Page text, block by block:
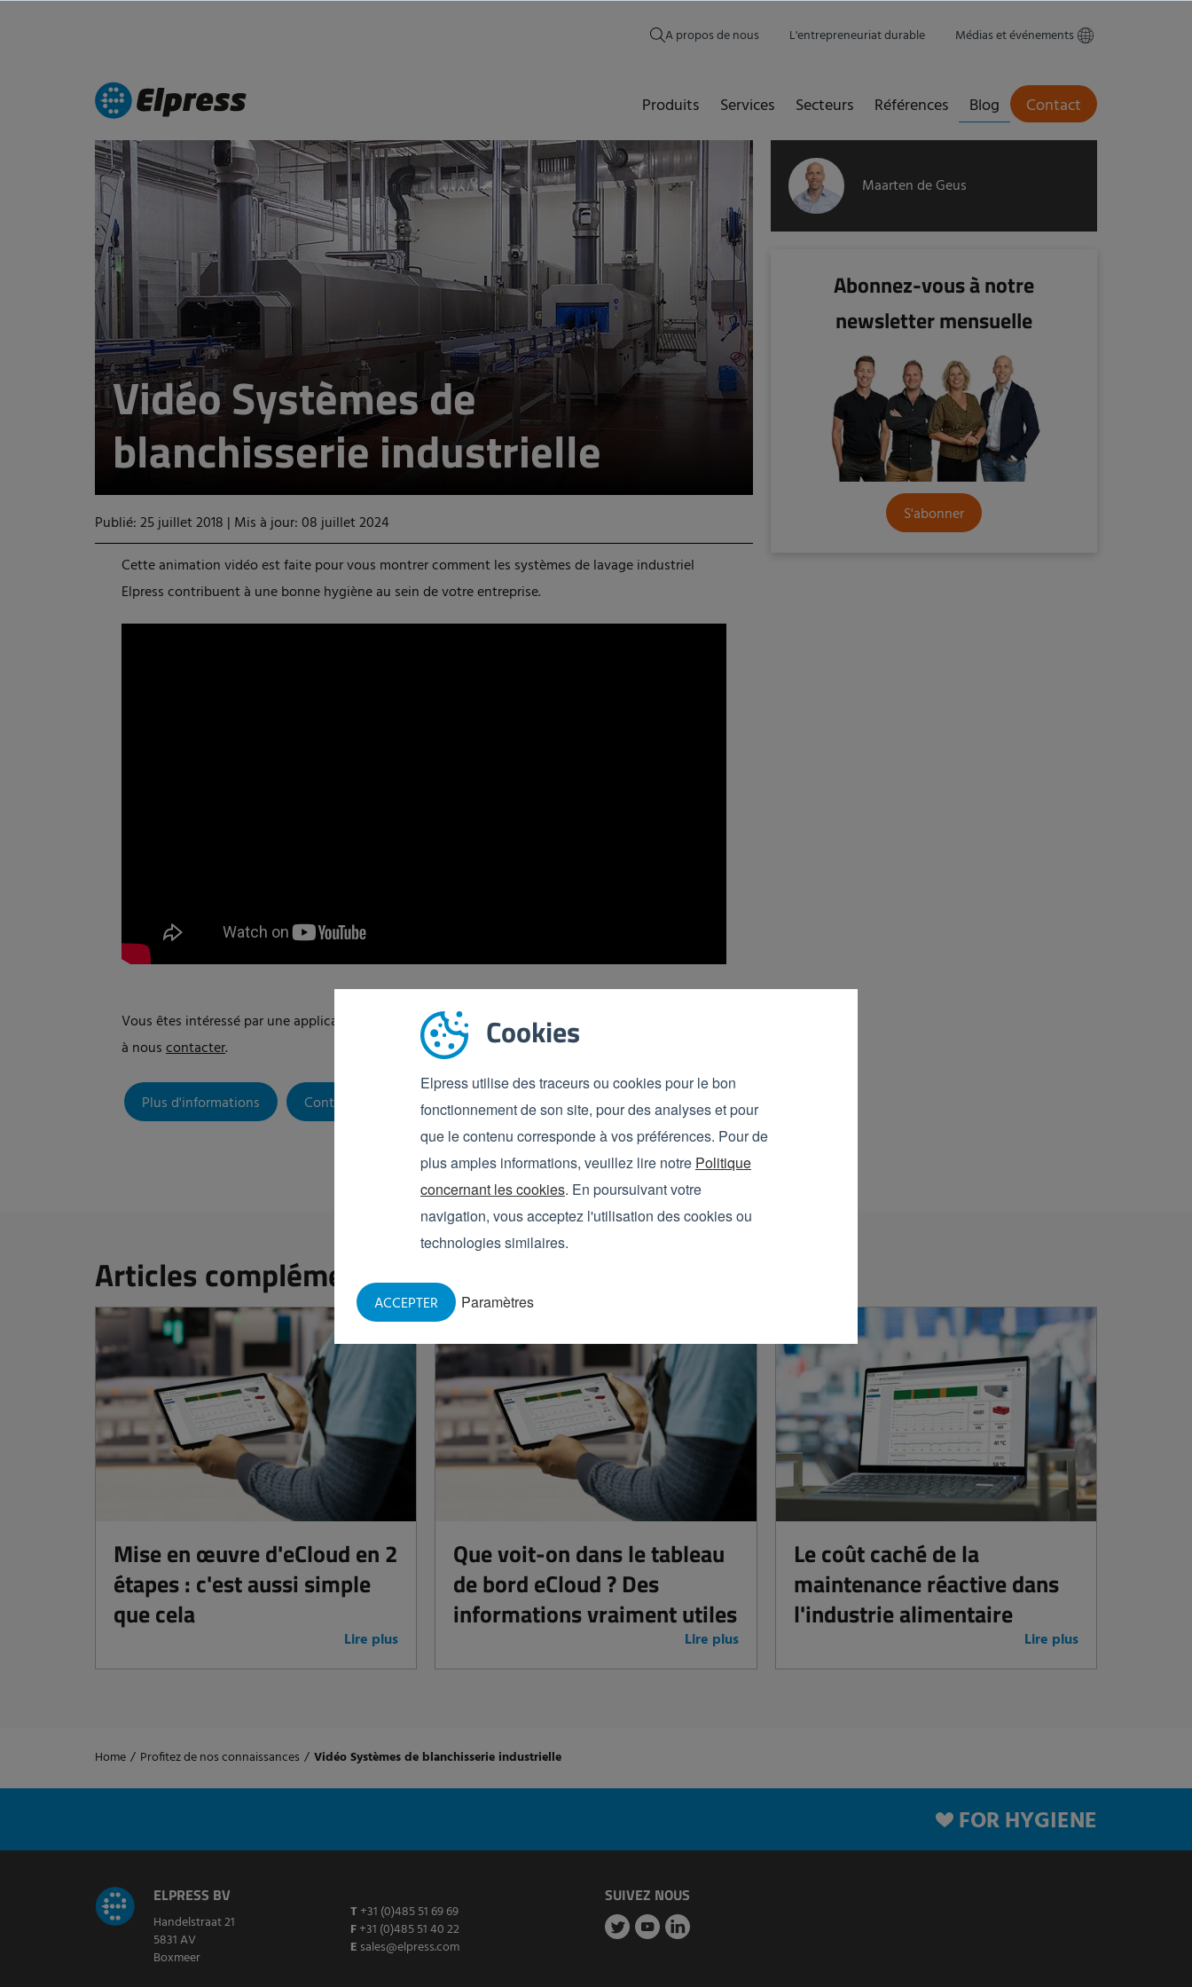
Cookies
Elpress utilise des traceurs ou cookies pour le bon
fonctionnement de son site, pour des analyses et pour
que le contenu corresponde à vos préférences. Pour de
plus amples informations, veuillez lire notre Politique
concernant les cookies. En poursuivant votre
navigation, vous acceptez l'utilisation des cookies ou
technologies similaires.
Paramètres
ACCEPTER
A propos de nous L'entrepreneuriat durable Médias et événements
Produits Services Secteurs Références Blog Contact
Vidéo Systèmes de
blanchisserie industrielle
Publié: 25 juillet 2018 | Mis à jour: 08 juillet 2024
Cette animation vidéo est faite pour vous montrer comment les systèmes de lavage industriel
Elpress contribuent à une bonne hygiène au sein de votre entreprise.
Vous êtes intéressé par une application Elpress pour l'hygiène dans votre entreprise ? N'hésitez pas
à nouscontacter.
Plus d'informations Contact
Maarten de Geus
Abonnez-vous à notre
newsletter mensuelle
S'abonner
Articles complémentaires
Mise en œuvre d'eCloud en 2
étapes : c'est aussi simple
que cela
Lire plus
Que voit-on dans le tableau
de bord eCloud ? Des
informations vraiment utiles
Lire plus
Le coût caché de la
maintenance réactive dans
l'industrie alimentaire
Lire plus
Home / Profitez de nos connaissances / Vidéo Systèmes de blanchisserie industrielle
FOR HYGIENE
ELPRESS BV
Handelstraat 21
5831 AV
Boxmeer
T +31 (0)485 51 69 69
F+31 (0)485 51 40 22
E sales@elpress.com
SUIVEZ NOUS